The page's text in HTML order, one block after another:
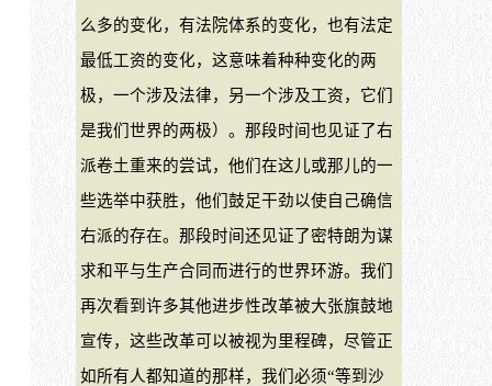
么多的变化，有法院体系的变化，也有法定
最低工资的变化，这意味着种种变化的两
极，一个涉及法律，另一个涉及工资，它们
是我们世界的两极）。那段时间也见证了右
派卷土重来的尝试，他们在这儿或那儿的一
些选举中获胜，他们鼓足干劲以使自己确信
右派的存在。那段时间还见证了密特朗为谋
求和平与生产合同而进行的世界环游。我们
再次看到许多其他进步性改革被大张旗鼓地
宣传，这些改革可以被视为里程碑，尽管正
如所有人都知道的那样，我们必须“等到沙